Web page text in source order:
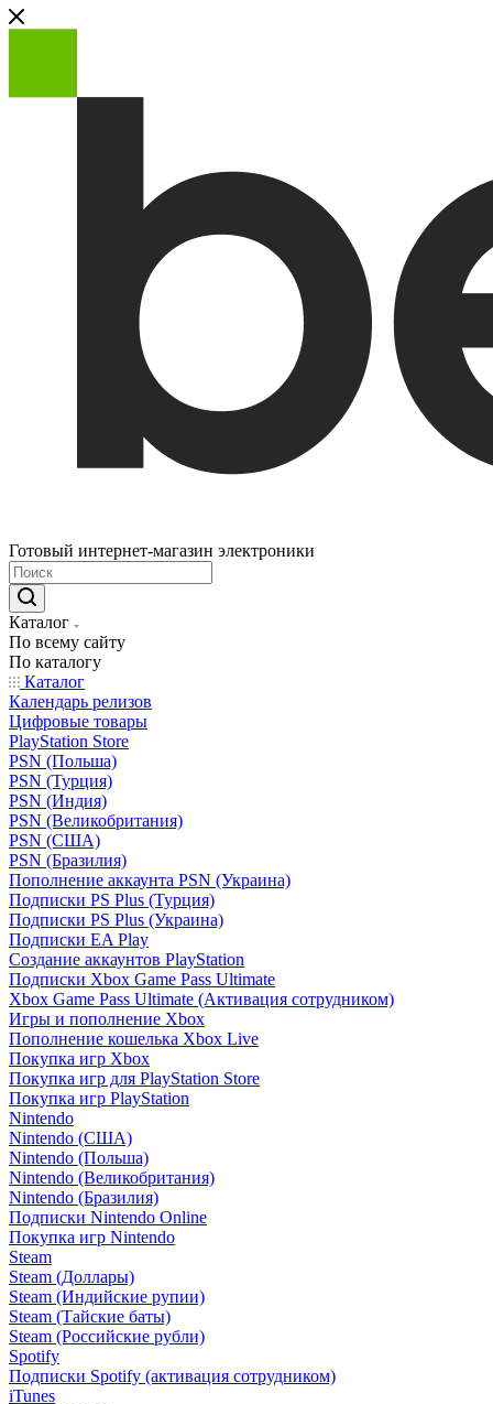
Готовый интернет-магазин электроники
Каталог
По всему сайту
По каталогу
Каталог
Календарь релизов
Цифровые товары
PlayStation Store
PSN (Польша)
PSN (Турция)
PSN (Индия)
PSN (Великобритания)
PSN (США)
PSN (Бразилия)
Пополнение аккаунта PSN (Украина)
Подписки PS Plus (Турция)
Подписки PS Plus (Украина)
Подписки EA Play
Создание аккаунтов PlayStation
Подписки Xbox Game Pass Ultimate
Xbox Game Pass Ultimate (Активация сотрудником)
Игры и пополнение Xbox
Пополнение кошелька Xbox Live
Покупка игр Xbox
Покупка игр для PlayStation Store
Покупка игр PlayStation
Nintendo
Nintendo (США)
Nintendo (Польша)
Nintendo (Великобритания)
Nintendo (Бразилия)
Подписки Nintendo Online
Покупка игр Nintendo
Steam
Steam (Доллары)
Steam (Индийские рупии)
Steam (Тайские баты)
Steam (Российские рубли)
Spotify
Подписки Spotify (активация сотрудником)
iTunes